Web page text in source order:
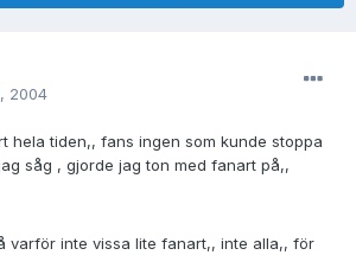
2004
hela tiden,, fans ingen som kunde stoppa
såg , gjorde jag ton med fanart på,,
varför inte vissa lite fanart,, inte alla,, för